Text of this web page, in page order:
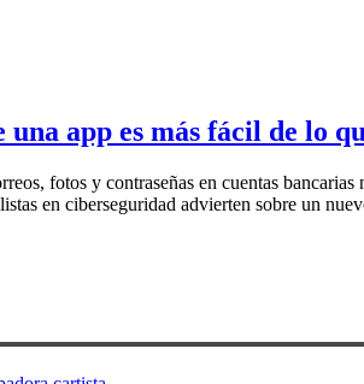
app es más fácil de lo
fotos y contraseñas en cuentas
en ciberseguridad advierten sobre un